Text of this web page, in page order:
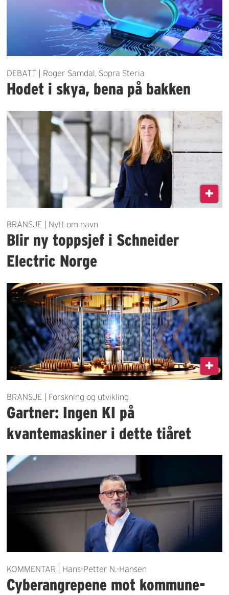
DEBATT | Roger Samdal, Sopra Steria
Hodet i skya, bena på bakken
BRANSJE | Nytt om navn
Blir ny toppsjef i Schneider
Electric Norge
BRANSJE | Forskning og utvikling
Gartner: Ingen KI på
kvantemaskiner i dette tiåret
KOMMENTAR | Hans-Petter N.-Hansen
Cyberangrepene mot kommune-